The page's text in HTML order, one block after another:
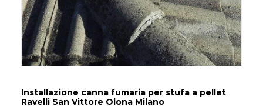
Installazione canna fumaria per stufa a pellet
Ravelli San Vittore Olona Milano